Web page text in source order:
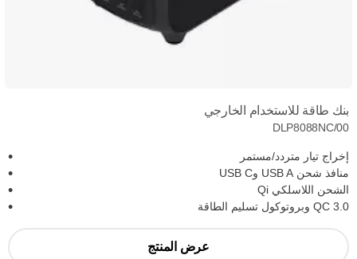
بنك طاقة للاستخدام الخارجي
DLP8088NC/00
إخراج تيار متردد/مستمر
منافذ شحن USB A وUSB C
الشحن اللاسلكي Qi
QC 3.0 وبروتوكول تسليم الطاقة
عرض المنتج